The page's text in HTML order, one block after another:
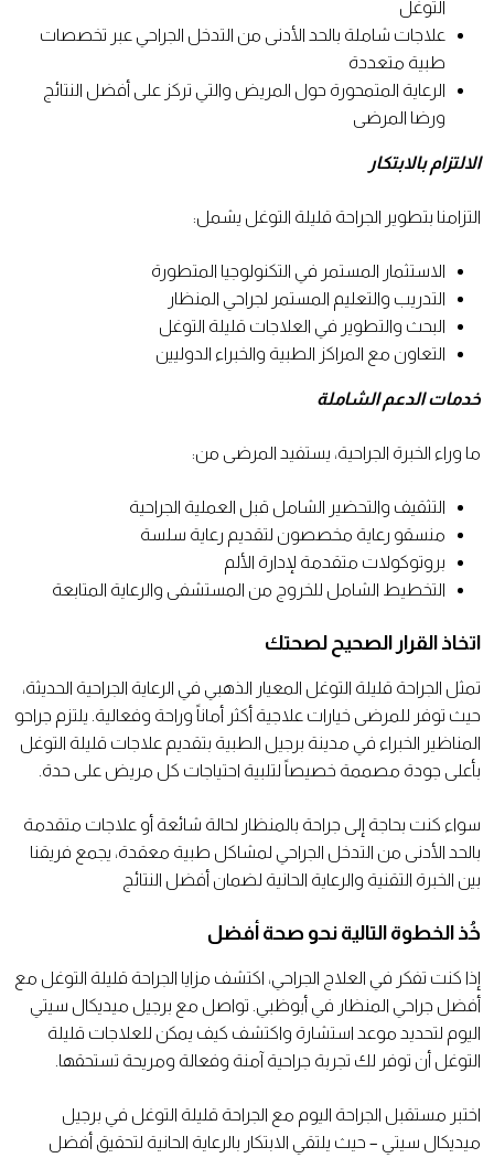
التوغل
علاجات شاملة بالحد الأدنى من التدخل الجراحي عبر تخصصات
طبية متعددة
الرعاية المتمحورة حول المريض والتي تركز على أفضل النتائج
ورضا المرضى
الالتزام بالابتكار
التزامنا بتطوير الجراحة قليلة التوغل يشمل:
الاستثمار المستمر في التكنولوجيا المتطورة
التدريب والتعليم المستمر لجراحي المنظار
البحث والتطوير في العلاجات قليلة التوغل
التعاون مع المراكز الطبية والخبراء الدوليين
خدمات الدعم الشاملة
ما وراء الخبرة الجراحية، يستفيد المرضى من:
التثقيف والتحضير الشامل قبل العملية الجراحية
منسقو رعاية مخصصون لتقديم رعاية سلسة
بروتوكولات متقدمة لإدارة الألم
التخطيط الشامل للخروج من المستشفى والرعاية المتابعة
اتخاذ القرار الصحيح لصحتك
تمثل الجراحة قليلة التوغل المعيار الذهبي في الرعاية الجراحية الحديثة،
حيث توفر للمرضى خيارات علاجية أكثر أماناً وراحة وفعالية. يلتزم جراحو
المناظير الخبراء في مدينة برجيل الطبية بتقديم علاجات قليلة التوغل
بأعلى جودة مصممة خصيصاً لتلبية احتياجات كل مريض على حدة.
سواء كنت بحاجة إلى جراحة بالمنظار لحالة شائعة أو علاجات متقدمة
بالحد الأدنى من التدخل الجراحي لمشاكل طبية معقدة، يجمع فريقنا
بين الخبرة التقنية والرعاية الحانية لضمان أفضل النتائج
خُذ الخطوة التالية نحو صحة أفضل
إذا كنت تفكر في العلاج الجراحي، اكتشف مزايا الجراحة قليلة التوغل مع
أفضل جراحي المنظار في أبوظبي. تواصل مع برجيل ميديكال سيتي
اليوم لتحديد موعد استشارة واكتشف كيف يمكن للعلاجات قليلة
التوغل أن توفر لك تجربة جراحية آمنة وفعالة ومريحة تستحقها.
اختبر مستقبل الجراحة اليوم مع الجراحة قليلة التوغل في برجيل
ميديكال سيتي – حيث يلتقي الابتكار بالرعاية الحانية لتحقيق أفضل